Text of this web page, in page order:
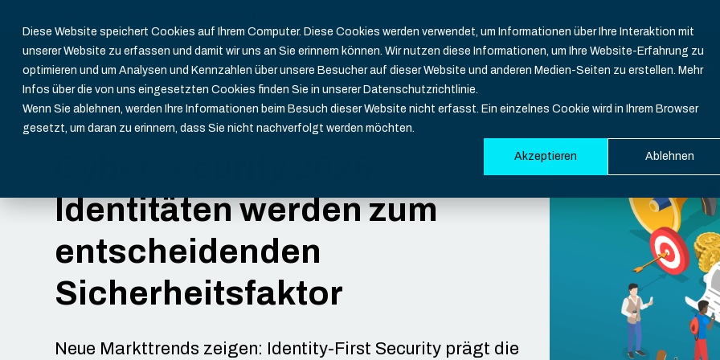
Diese Website speichert Cookies auf Ihrem Computer. Diese Cookies werden verwendet, um Informationen über Ihre Interaktion mit
unserer Website zu erfassen und damit wir uns an Sie erinnern können. Wir nutzen diese Informationen, um Ihre Website-Erfahrung zu
optimieren und um Analysen und Kennzahlen über unsere Besucher auf dieser Website und anderen Medien-Seiten zu erstellen. Mehr
Infos über die von uns eingesetzten Cookies finden Sie in unserer Datenschutzrichtlinie.
Wenn Sie ablehnen, werden Ihre Informationen beim Besuch dieser Website nicht erfasst. Ein einzelnes Cookie wird in Ihrem Browser
gesetzt, um daran zu erinnern, dass Sie nicht nachverfolgt werden möchten.
Akzeptieren Ablehnen
Nevis ID
Übersicht
Multi-
Banken
CIAM
Blog
Events
SDK
Support
System
Identitäten werden zum
entscheidenden
Sicherheitsfaktor
Neue Markttrends zeigen: Identity-First Security prägt die